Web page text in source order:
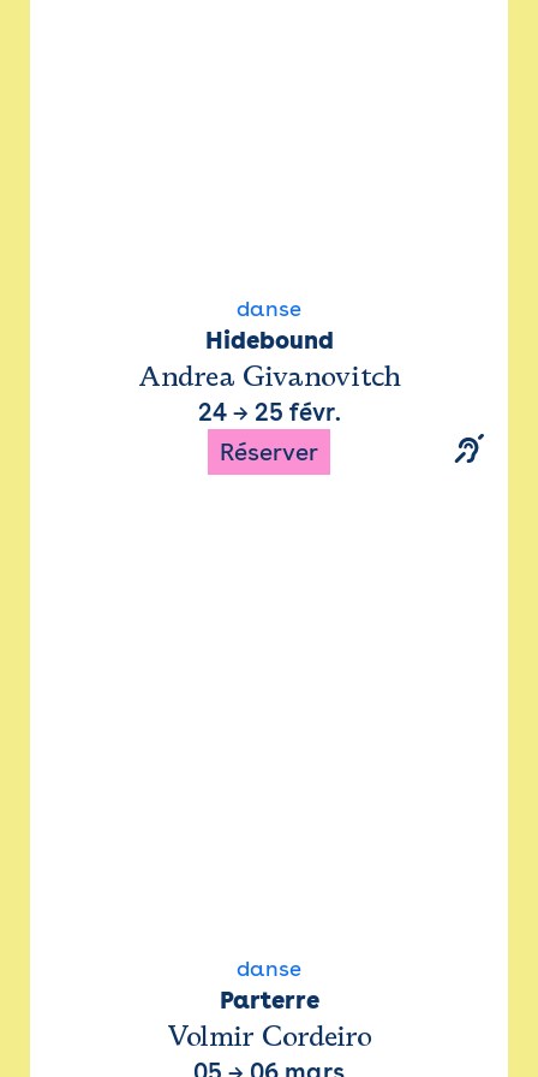
danse
Hidebound
Andrea Givanovitch
24→ 25 févr.
Réserver
danse
Parterre
Volmir Cordeiro